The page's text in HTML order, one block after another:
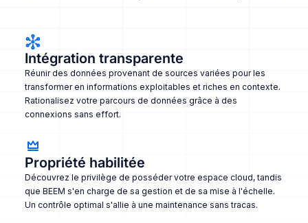
Intégration transparente
Réunir des données provenant de sources variées pour les
transformer en informations exploitables et riches en contexte.
Rationalisez votre parcours de données grâce à des
connexions sans effort.
Propriété habilitée
Découvrez le privilège de posséder votre espace cloud, tandis
que BEEM s'en charge de sa gestion et de sa mise à l'échelle.
Un contrôle optimal s'allie à une maintenance sans tracas.